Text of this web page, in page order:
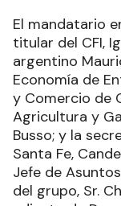
El mandatario
titular del CFI,
argentino
Economía de
y Comercio de
Agricultura y
Busso; y la
Santa Fe,
Jefe de
del grupo, Sr.